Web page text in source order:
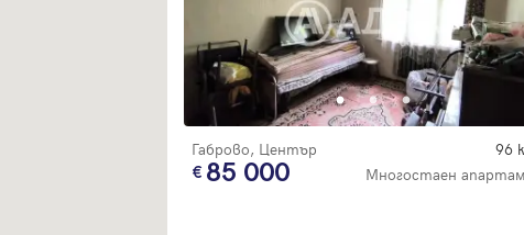
Габрово, Център 96
85 000 Многостаен